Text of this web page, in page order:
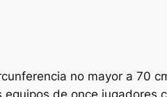
no mayor a 70
de once jugadores